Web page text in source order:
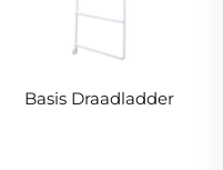
Basis Draadladder